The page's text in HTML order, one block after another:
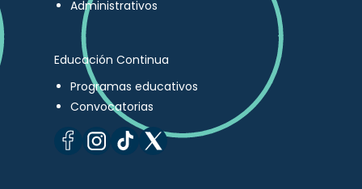
Administrativos
Educación Continua
Programas educativos
Convocatorias